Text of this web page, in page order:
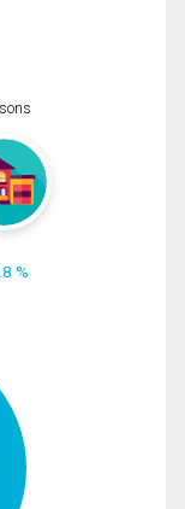
%